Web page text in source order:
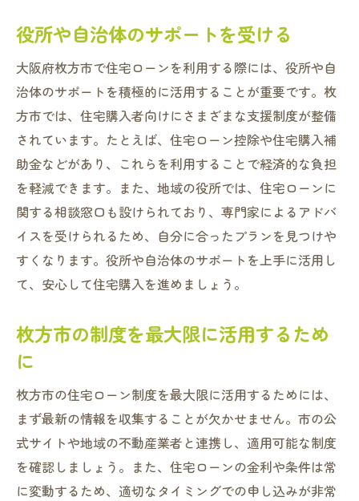
役所や自治体のサポートを受ける
大阪府枚方市で住宅ローンを利用する際には、役所や自
治体のサポートを積極的に活用することが重要です。枚
方市では、住宅購入者向けにさまざまな支援制度が整備
されています。たとえば、住宅ローン控除や住宅購入補
助金などがあり、これらを利用することで経済的な負担
を軽減できます。また、地域の役所では、住宅ローンに
関する相談窓口も設けられており、専門家によるアドバ
イスを受けられるため、自分に合ったプランを見つけや
すくなります。役所や自治体のサポートを上手に活用し
て、安心して住宅購入を進めましょう。
枚方市の制度を最大限に活用するため
に
枚方市の住宅ローン制度を最大限に活用するためには、
まず最新の情報を収集することが欠かせません。市の公
式サイトや地域の不動産業者と連携し、適用可能な制度
を確認しましょう。また、住宅ローンの金利や条件は常
に変動するため、適切なタイミングでの申し込みが非常